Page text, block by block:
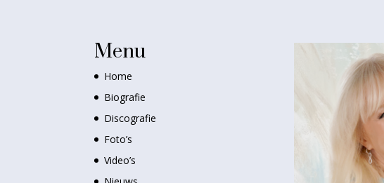
Menu
Home
Biografie
Discografie
Foto’s
Video’s